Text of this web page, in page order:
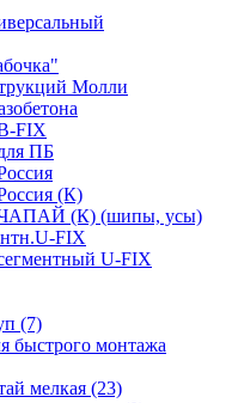
Молли
FIX
ПБ
(К)
ЧАПАЙ (К) (шипы, усы)
FIX
U-FIX
(7)
быстрого монтажа
мелкая (23)